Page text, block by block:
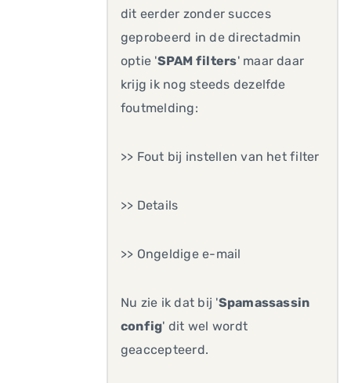
dit eerder zonder succes
geprobeerd in de directadmin
optie 'SPAM filters' maar daar
krijg ik nog steeds dezelfde
foutmelding:
>> Fout bij instellen van het filter
>> Details
>> Ongeldige e-mail
Nu zie ik dat bij 'Spamassassin
config' dit wel wordt
geaccepteerd.